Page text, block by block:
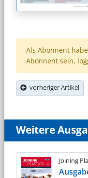
Als Abonnent
Abonnent sein,
vorheriger Artikel
Weitere
Joining